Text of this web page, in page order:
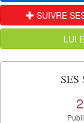
SUIVRE
LUI
SES